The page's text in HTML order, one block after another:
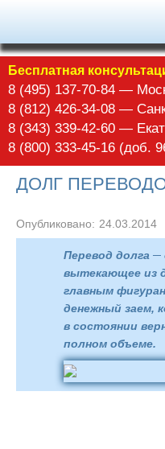
Бесплатная
8 (495) 137-70-84 —
8 (812) 426-34-08 —
8 (343) 339-42-60 —
8 (800) 333-45-16 (доб.
ДОЛГ
Опубликовано: 24.03.2014
Перевод долга
вытекающее из
главным
денежный заем,
в состоянии
полном объеме.